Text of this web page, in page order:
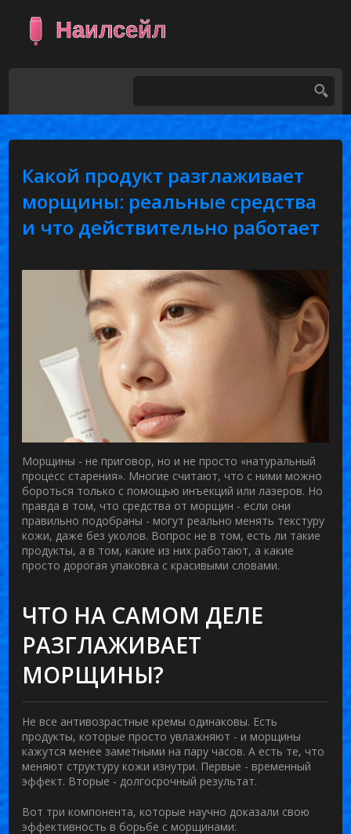
Какой продукт разглаживает
морщины: реальные средства
и что действительно работает
Морщины - не приговор, но и не просто «натуральный
процесс старения». Многие считают, что с ними можно
бороться только с помощью инъекций или лазеров. Но
правда в том, что средства от морщин - если они
правильно подобраны - могут реально менять текстуру
кожи, даже без уколов. Вопрос не в том, есть ли такие
продукты, а в том, какие из них работают, а какие
просто дорогая упаковка с красивыми словами.
ЧТО НА САМОМ ДЕЛЕ
РАЗГЛАЖИВАЕТ
МОРЩИНЫ?
Не все антивозрастные кремы одинаковы. Есть
продукты, которые просто увлажняют - и морщины
кажутся менее заметными на пару часов. А есть те, что
меняют структуру кожи изнутри. Первые - временный
эффект. Вторые - долгосрочный результат.
Вот три компонента, которые научно доказали свою
эффективность в борьбе с морщинами: